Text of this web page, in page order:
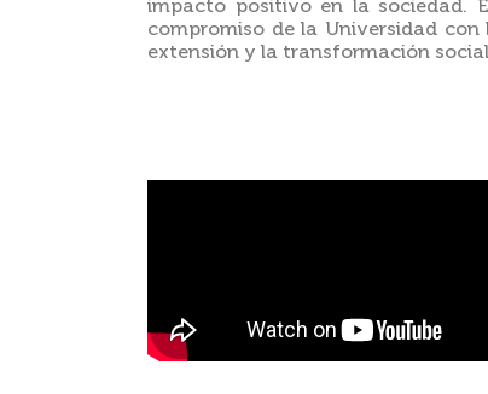
impacto positivo en la sociedad.
compromiso de la Universidad
extensión y la transformación